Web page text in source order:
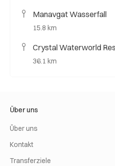
Manavgat Wasserfall
15.8 km
Crystal Waterworld
36.1 km
Über uns
Über uns
Kontakt
Transferziele